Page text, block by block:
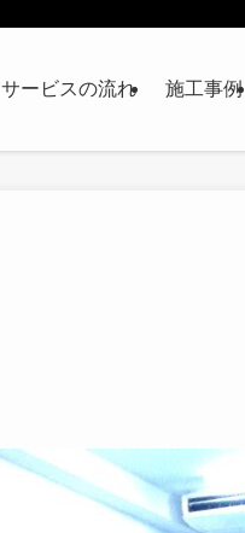
サービスの流れ 施工事例